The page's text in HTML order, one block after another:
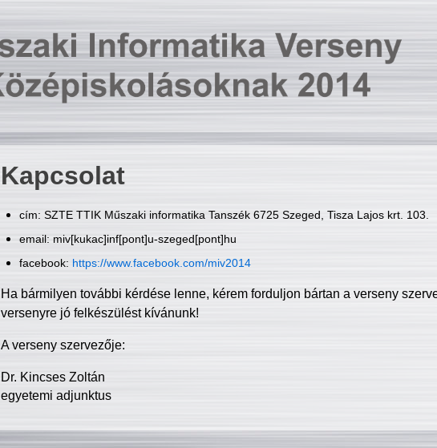
Kapcsolat
cím: SZTE TTIK Műszaki informatika Tanszék 6725 Szeged, Tisza Lajos krt. 103.
email: miv[kukac]inf[pont]u-szeged[pont]hu
facebook: https://www.facebook.com/miv2014
Ha bármilyen további kérdése lenne, kérem forduljon bártan a verseny
versenyre jó felkészülést kívánunk!
A verseny szervezője:
Dr. Kincses Zoltán
egyetemi adjunktus